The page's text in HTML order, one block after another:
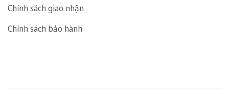
Chính sách giao nhận
Chính sách bảo hành